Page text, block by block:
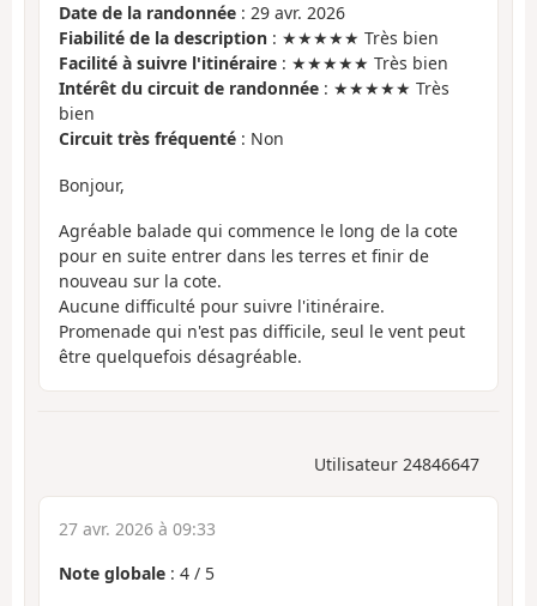
Date de la randonnée : 29 avr. 2026
Fiabilité de la description : ★★★★★ Très bien
Facilité à suivre l'itinéraire : ★★★★★ Très bien
Intérêt du circuit de randonnée : ★★★★★ Très
bien
Circuit très fréquenté : Non
Bonjour,
Agréable balade qui commence le long de la cote
pour en suite entrer dans les terres et finir de
nouveau sur la cote.
Aucune difficulté pour suivre l'itinéraire.
Promenade qui n'est pas difficile, seul le vent peut
être quelquefois désagréable.
Utilisateur 24846647
27 avr. 2026 à 09:33
Note globale : 4 / 5